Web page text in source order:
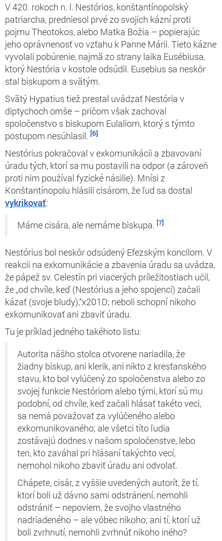
V 420. rokoch n. l. Nestórios, konštantínopolský
patriarcha, predniesol prvé zo svojich kázní proti
pojmu Theotokos, alebo Matka Božia – popierajúc
jeho oprávnenosť vo vzťahu k Panne Márii. Tieto kázne
vyvolali pobúrenie, najmä zo strany laika Eusébiusa,
ktorý Nestória v kostole odsúdil. Eusebius sa neskôr
stal biskupom a svätým.
Svätý Hypatius tiež prestal uvádzať Nestória v
diptychoch omše – pričom však zachoval
spoločenstvo s biskupom Eulaliom, ktorý s týmto
postupom nesúhlasil. [6]
Nestórius pokračoval v exkomunikácii a zbavovaní
úradu tých, ktorí sa mu postavili na odpor (a zároveň
proti nim používal fyzické násilie). Mnísi z
Konštantínopolu hlásili cisárom, že ľud sa dostal
vykrikovať:
Máme cisára, ale nemáme biskupa. [7]
Nestórius bol neskôr odsúdený Efezským koncilom. V
reakcii na exkomunikácie a zbavenia úradu sa uvádza,
že pápež sv. Celestín pri viacerých príležitostiach učil,
že „od chvíle, keď (Nestórius a jeho spojenci) začali
kázať (svoje bludy),“x201D; neboli schopnínikoho
exkomunikovať ani zbaviť úradu.
Tu je príklad jedného takéhoto listu:
Autorita nášho stolca otvorene nariadila, že
žiadny biskup, ani klerik, ani nikto z kresťanského
stavu, kto bol vylúčený zo spoločenstva alebo zo
svojej funkcie Nestóriom alebo tými, ktorí sú mu
podobní, od chvíle, keď začali hlásať takéto veci,
sa nemá považovať za vylúčeného alebo
exkomunikovaného; ale všetci títo ľudia
zostávajú dodnes v našom spoločenstve, lebo
ten, kto zaváhal pri hlásaní takýchto vecí,
nemohol nikoho zbaviť úradu ani odvolať.
Chápete, cisár, z vyššie uvedených autorít, že tí,
ktorí boli už dávno sami odstránení, nemohli
odstrániť – nepoviem, že svojho vlastného
nadriadeného – ale vôbec nikoho; ani tí, ktorí už
boli zvrhnutí, nemohli zvrhnúť nikoho iného?